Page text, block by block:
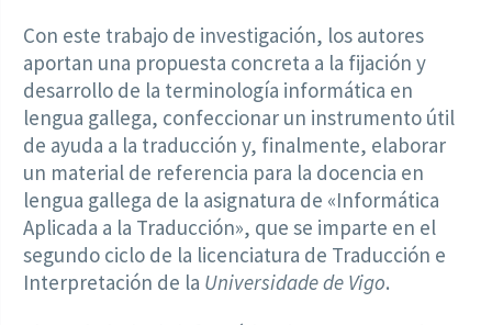
Con este trabajo de investigación, los autores
aportan una propuesta concreta a la fijación y
desarrollo de la terminología informática en
lengua gallega, confeccionar un instrumento útil
de ayuda a la traducción y, finalmente, elaborar
un material de referencia para la docencia en
lengua gallega de la asignatura de «Informática
Aplicada a la Traducción», que se imparte en el
segundo ciclo de la licenciatura de Traducción e
Interpretación de la Universidade de Vigo.